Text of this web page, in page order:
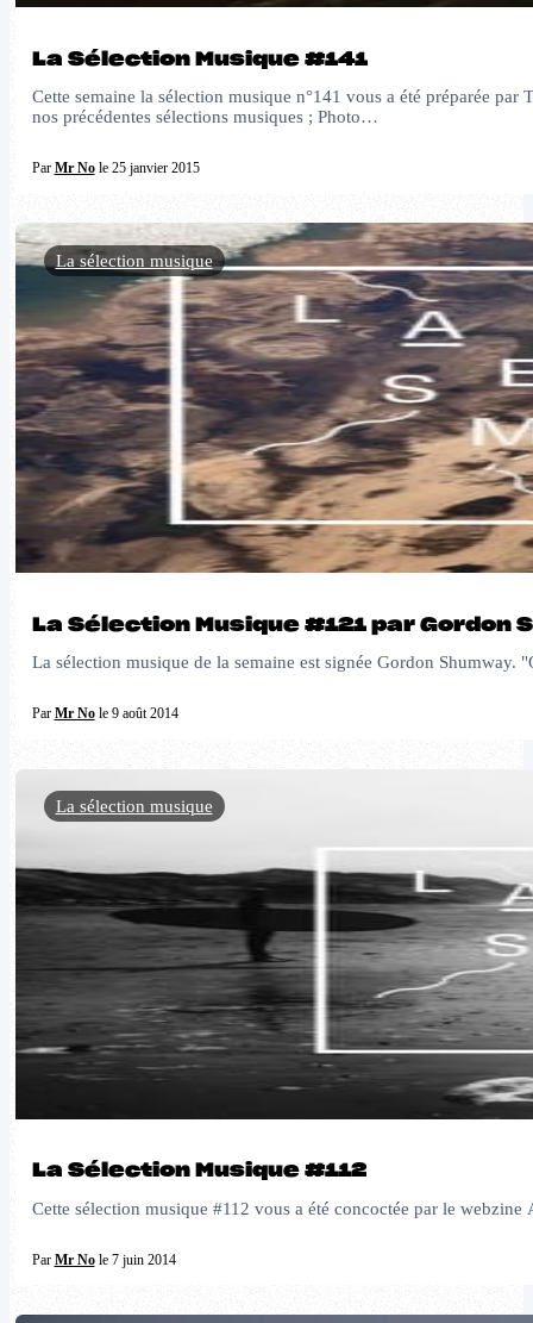
La Sélection Musique #141
Cette semaine la sélection musique n°141 vous a été préparée
nos précédentes sélections musiques ; Photo…
Par Mr Nole 25 janvier 2015
La Sélection Musique #121 par Gordon
La sélection musique de la semaine est signée Gordon
Par Mr Nole 9 août 2014
La sélection musique
La Sélection Musique #112
Cette sélection musique #112 vous a été concoctée par le
Par Mr Nole 7 juin 2014
La sélection musique